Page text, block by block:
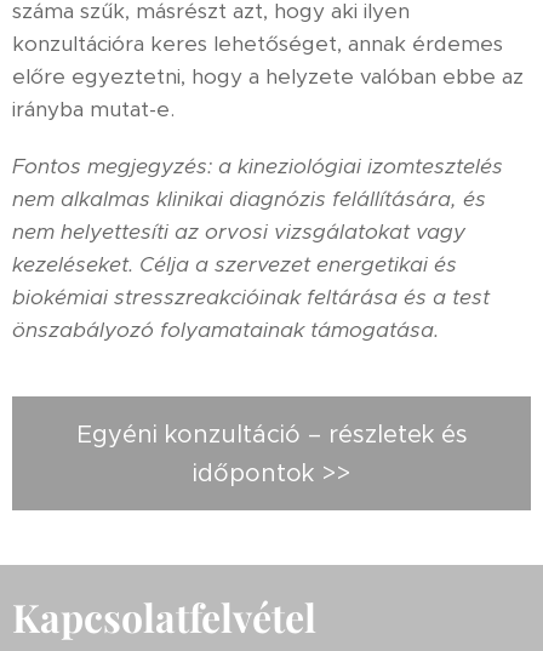
száma szűk, másrészt azt, hogy aki ilyen
konzultációra keres lehetőséget, annak érdemes
előre egyeztetni, hogy a helyzete valóban ebbe az
irányba mutat-e.
Fontos megjegyzés: a kineziológiai izomtesztelés
nem alkalmas klinikai diagnózis felállítására, és
nem helyettesíti az orvosi vizsgálatokat vagy
kezeléseket. Célja a szervezet energetikai és
biokémiai stresszreakcióinak feltárása és a test
önszabályozó folyamatainak támogatása.
Egyéni konzultáció – részletek és
időpontok >>
Kapcsolatfelvétel